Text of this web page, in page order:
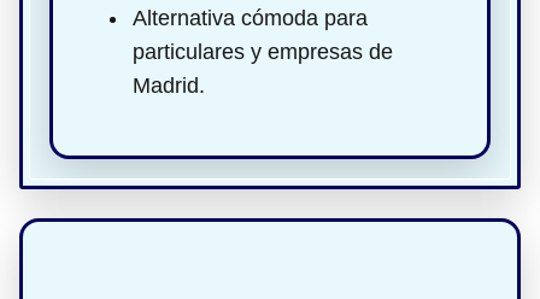
Alternativa cómoda para
particulares y empresas de
Madrid.